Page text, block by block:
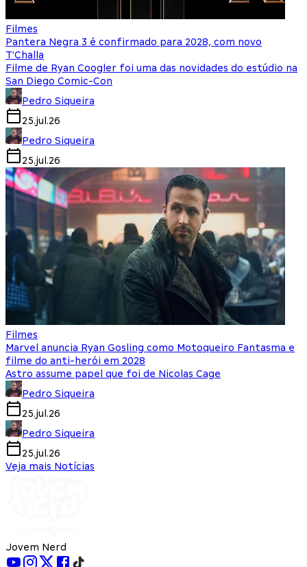
Filmes
Pantera Negra 3 é confirmado para 2028, com novo
T'Challa
Filme de Ryan Coogler foi uma das novidades do estúdio na
San Diego Comic-Con
Pedro Siqueira
25.jul.26
Pedro Siqueira
25.jul.26
Filmes
Marvel anuncia Ryan Gosling como Motoqueiro Fantasma e
filme do anti-herói em 2028
Astro assume papel que foi de Nicolas Cage
Pedro Siqueira
25.jul.26
Pedro Siqueira
25.jul.26
Veja mais Notícias
Jovem Nerd